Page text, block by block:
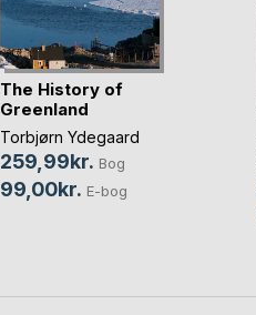
The History of
Greenland
Torbjørn Ydegaard
259,99kr. Bog
99,00kr. E-bog